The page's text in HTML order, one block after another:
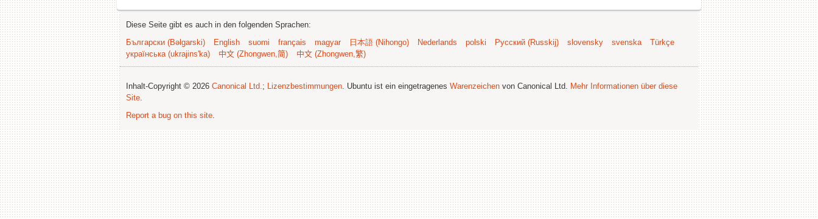
Diese Seite gibt es auch in den folgenden Sprachen:
Български (Bəlgarski)
English suomi français magyar 日本語 (Nihongo) Nederlands polski Русский (Russkij) slovensky svenska
Türkçe
українська (ukrajins'ka)
中文 (Zhongwen,简) 中文 (Zhongwen,繁)
Inhalt-Copyright © 2026 Canonical Ltd. ; Lizenzbestimmungen . Ubuntu ist ein eingetragenes Warenzeichen von Canonical Ltd.
Mehr Informationen über diese
Site
Report a bug on this site